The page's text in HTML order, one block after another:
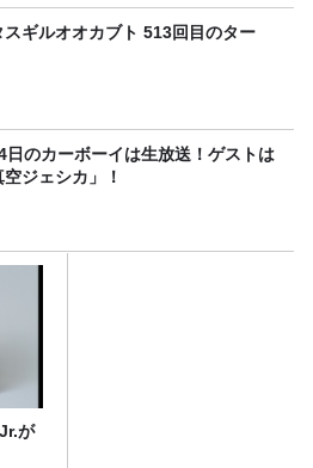
スギルオオカブト 513回目のター
日のカーボーイは生放送！ゲストは
空ジェシカ」！
が